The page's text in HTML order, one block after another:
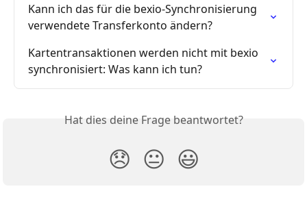
Kann ich das für die bexio-Synchronisierung
verwendete Transferkonto ändern?
Karten­transaktionen werden nicht mit bexio
synchronisiert: Was kann ich tun?
Hat dies deine Frage beantwortet?
😞 😐 😃